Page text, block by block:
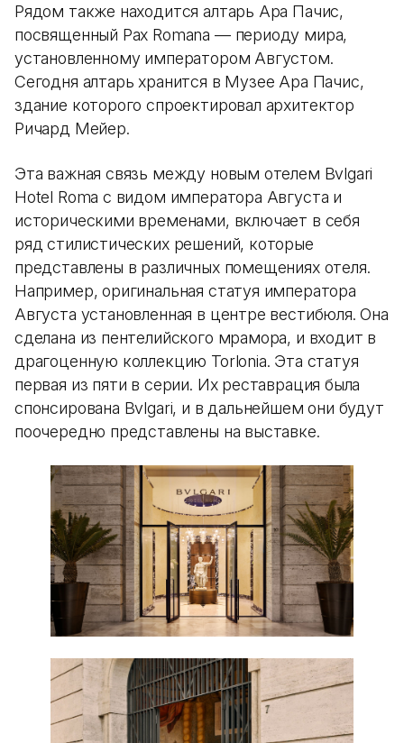
Рядом также находится алтарь Ара Пачис,
посвященный Pax Romana — периоду мира,
установленному императором Августом.
Сегодня алтарь хранится в Музее Ара Пачис,
здание которого спроектировал архитектор
Ричард Мейер.
Эта важная связь между новым отелем Bvlgari
Hotel Roma с видом императора Августа и
историческими временами, включает в себя
ряд стилистических решений, которые
представлены в различных помещениях отеля.
Например, оригинальная статуя императора
Августа установленная в центре вестибюля. Она
сделана из пентелийского мрамора, и входит в
драгоценную коллекцию Torlonia. Эта статуя
первая из пяти в серии. Их реставрация была
спонсирована Bvlgari, и в дальнейшем они будут
поочередно представлены на выставке.